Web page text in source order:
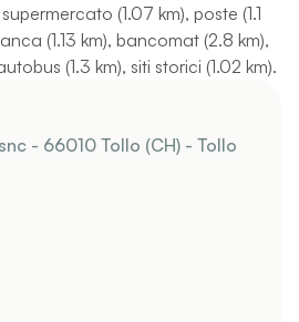
(1.07 km), poste (1.1
(1.13 km), bancomat (2.8 km),
(1.3 km), siti storici (1.02 km).
- 66010 Tollo (CH) - Tollo